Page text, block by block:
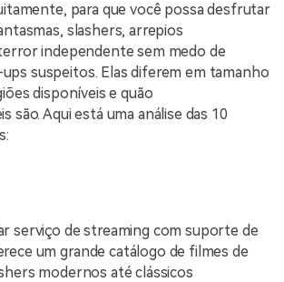
para que você possa desfrutar
slashers, arrepios
independente sem medo de
suspeitos. Elas diferem em tamanho
disponíveis e quão
são. Aqui está uma análise das 10
serviço de streaming com suporte de
um grande catálogo de filmes de
modernos até clássicos